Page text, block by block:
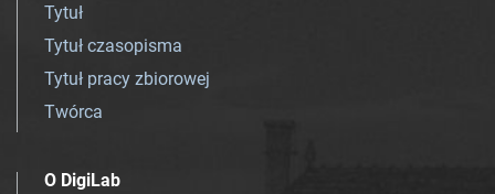
Tytuł
Tytuł czasopisma
Tytuł pracy zbiorowej
Twórca
O DigiLab